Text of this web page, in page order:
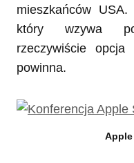
mieszkańców
który wzywa
rzeczywiście
powinna.
Apple